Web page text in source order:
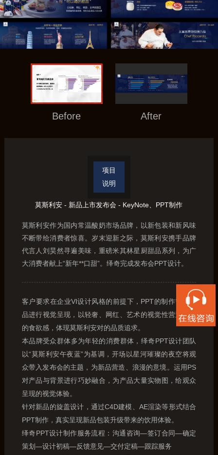
Before After
项目
说明
莫斯利安 - 新品上市发布会 - KeyNote、PPT制作
莫斯利安作为国内常温酸奶市场品牌，以新包装和新风味
不断带给消费者惊喜。岁末迎新之际，莫斯利安携手品牌
代言人刘昊然寻遍美味，重磅米其林星厨甜品系列，为广
大消费者献上“新年**口甜”。绎奇完成发布会PPT设计。
客户要求在企业VI设计风格的前提下，PPT的制作需对新
品进行视觉呈现，以轻奢、网红、艺术的视觉性营造强烈
的食欲感，体现莫斯利安对的品质追求。
本品牌受众群体多为年轻的消费群体，绎奇PPT设计团队
以“莫斯利安午夜蓝”为基调，开场以星河璀璨的夜空将观
众带入发布会的主题，为新品营造、浪漫的意境。运用PS
对产品与背景进行巧妙融合，为产品大量实物图，给观众
呈现的视觉体验。
针对新品的旋盖设计，通过C4D建模、AE渲染等形式结合
PPT制作，真实呈现新品包装升级带来的饮用体验。
绎奇PPT设计制作服务流程：沟通咨询—签订合同—确定
策划—设计初稿—反馈意见—交付定稿—跟踪服务